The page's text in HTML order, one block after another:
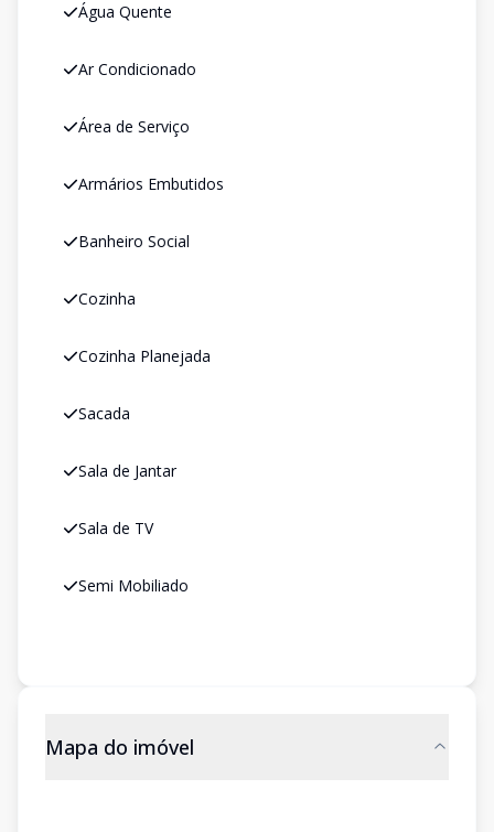
Água Quente
Ar Condicionado
Área de Serviço
Armários Embutidos
Banheiro Social
Cozinha
Cozinha Planejada
Sacada
Sala de Jantar
Sala de TV
Semi Mobiliado
Mapa do imóvel